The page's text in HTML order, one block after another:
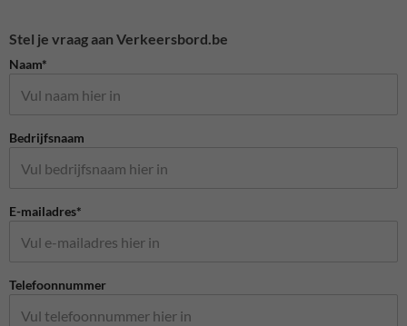
Stel je vraag aan Verkeersbord.be
Naam*
Bedrijfsnaam
E-mailadres*
Telefoonnummer